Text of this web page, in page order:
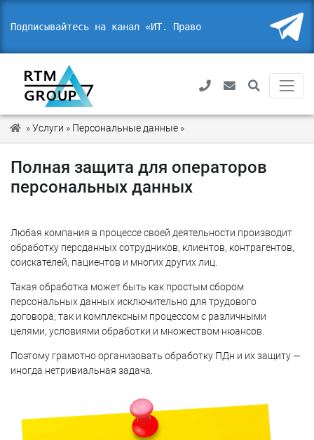
Подписывайтесь на канал «ИТ. Право. Бе
»Услуги » Персональные данные»
Полная защита для операторов
персональных данных
Любая компания в процессе своей деятельности производит
обработку персданных сотрудников, клиентов, контрагентов,
соискателей, пациентов и многих других лиц.
Такая обработка может быть как простым сбором
персональных данных исключительно для трудового
договора, так и комплексным процессом с различными
целями, условиями обработки и множеством нюансов.
Поэтому грамотно организовать обработку ПДн и их защиту —
иногда нетривиальная задача.